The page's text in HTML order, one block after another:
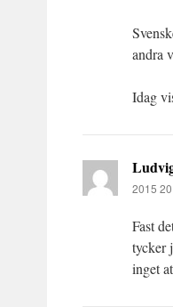
andra
Idag
2015
Fast
tycker
inget